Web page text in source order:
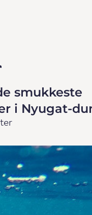
smukkeste
i Nyugat-